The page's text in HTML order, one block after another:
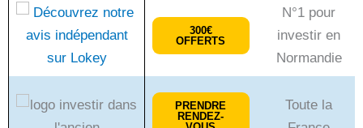
300€
OFFERTS
N°1 pour
investir en
Normandie
PRENDRE
RENDEZ-
Toute la